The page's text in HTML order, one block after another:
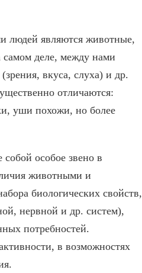
людей являются животные,
самом деле, между нами
вкуса, слуха) и др.
отличаются:
уши похожи, но более
особое звено в
животными и
биологических свойств,
нервной и др. систем),
потребностей.
в возможностях